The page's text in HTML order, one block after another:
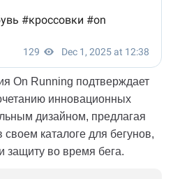
On Running подтверждает
инновационных
дизайном, предлагая
каталоге для бегунов,
защиту во время бега.